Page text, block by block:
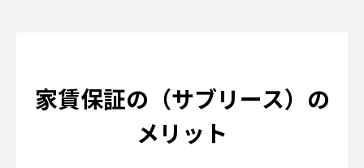
家賃保証の（サブリース）の
メリット